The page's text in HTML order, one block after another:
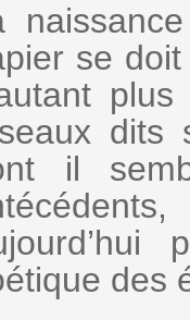
se
dits
il
des